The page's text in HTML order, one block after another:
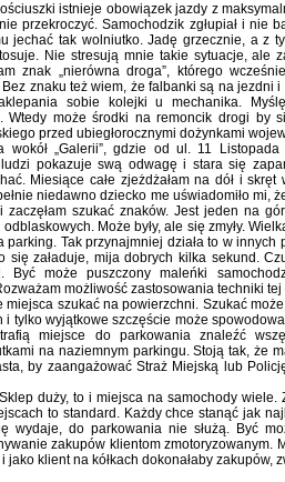
istnieje obowiązek jazdy z
przekroczyć. Samochodzik zgłupiał i nie
jechać tak wolniutko. Jadę grzecznie, a z
Nie stresują mnie takie sytuacje, ale
znak „nierówna droga”, którego
znaku też wiem, że falbanki są na jezdni
sobie kolejki u mechanika.
może środki na remoncik drogi by
przed ubiegłorocznymi dożynkami
„Galerii”, gdzie od ul. 11
pokazuje swą odwagę i stara się
Miesiące całe zjeżdżałam na dół i
niedawno dziecko me uświadomiło mi,
szukać znaków. Jest jeden na
Może były, ale się zmyły.
parking. Tak przynajmniej działa to w
się załaduje, mija dobrych kilka sekund.
może puszczony maleńki
możliwość zastosowania techniki
szukać na powierzchni. Szukać
tylko wyjątkowe szczęście może
miejsce do parkowania znaleźć
na naziemnym parkingu. Stoją tak, że
by zaangażować Straż Miejską lub
duży, to i miejsca na samochody
to standard. Każdy chce stanąć jak
wydaje, do parkowania nie służą. Być
zakupów klientom zmotoryzowanym.
klient na kółkach dokonałaby zakupów,